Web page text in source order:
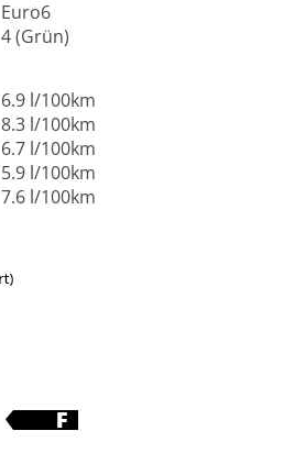
Euro6
4 (Grün)
6.9 l/100km
8.3 l/100km
6.7 l/100km
5.9 l/100km
7.6 l/100km